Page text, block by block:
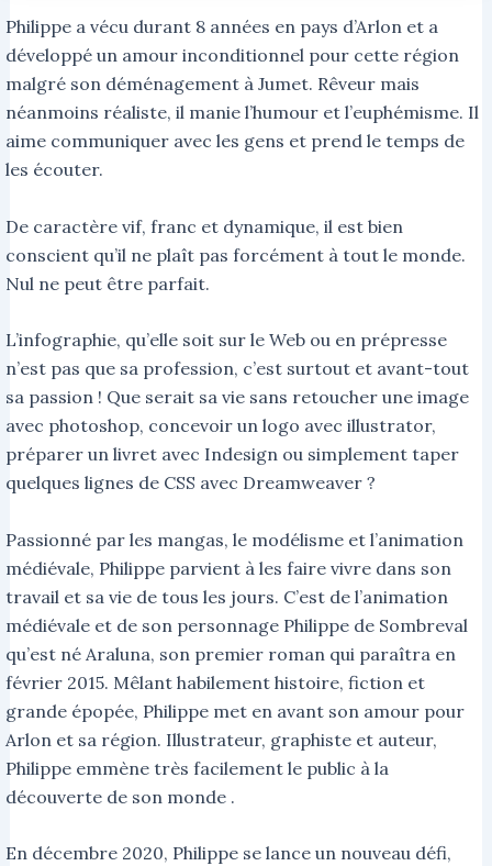
Philippe a vécu durant 8 années en pays d’Arlon et a
développé un amour inconditionnel pour cette région
malgré son déménagement à Jumet. Rêveur mais
néanmoins réaliste, il manie l’humour et l’euphémisme. Il
aime communiquer avec les gens et prend le temps de
les écouter.
De caractère vif, franc et dynamique, il est bien
conscient qu’il ne plaît pas forcément à tout le monde.
Nul ne peut être parfait.
L’infographie, qu’elle soit sur le Web ou en prépresse
n’est pas que sa profession, c’est surtout et avant-tout
sa passion ! Que serait sa vie sans retoucher une image
avec photoshop, concevoir un logo avec illustrator,
préparer un livret avec Indesign ou simplement taper
quelques lignes de CSS avec Dreamweaver ?
Passionné par les mangas, le modélisme et l’animation
médiévale, Philippe parvient à les faire vivre dans son
travail et sa vie de tous les jours. C’est de l’animation
médiévale et de son personnage Philippe de Sombreval
qu’est né Araluna, son premier roman qui paraîtra en
février 2015. Mêlant habilement histoire, fiction et
grande épopée, Philippe met en avant son amour pour
Arlon et sa région. Illustrateur, graphiste et auteur,
Philippe emmène très facilement le public à la
découverte de son monde .
En décembre 2020, Philippe se lance un nouveau défi,